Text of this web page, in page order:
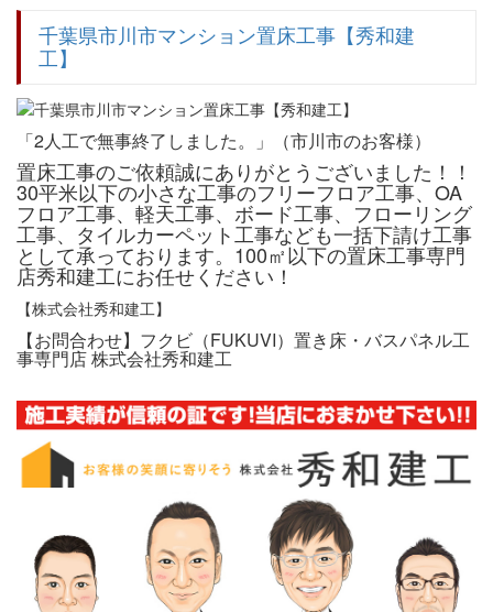
千葉県市川市マンション置床工事【秀和建
工】
「2人工で無事終了しました。」（市川市のお客様）
置床工事のご依頼誠にありがとうございました！！
30平米以下の小さな工事のフリーフロア工事、OA
フロア工事、軽天工事、ボード工事、フローリング
工事、タイルカーペット工事なども一括下請け工事
として承っております。100㎡以下の置床工事専門
店秀和建工にお任せください！
【株式会社秀和建工】
【お問合わせ】フクビ（FUKUVI）置き床・バスパネル工
事専門店 株式会社秀和建工